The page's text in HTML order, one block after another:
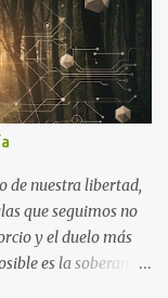
de nuestra libertad,
que seguimos no
y el duelo más
es la soberanía